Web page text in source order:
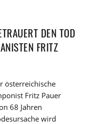
DEN TOD
FRITZ
österreichische
Fritz Pauer
68 Jahren
wird